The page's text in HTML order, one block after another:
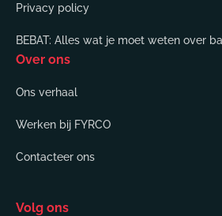
Privacy policy
BEBAT: Alles wat je moet weten over
Over ons
Ons verhaal
Werken bij FYRCO
Contacteer ons
Volg ons